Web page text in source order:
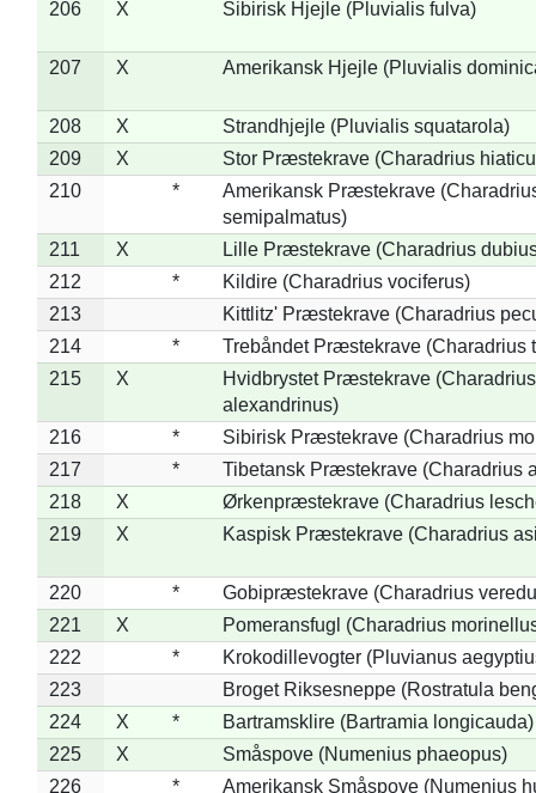
206
X Sibirisk Hjejle (Pluvialis fulva)
207 X Amerikansk Hjejle (Pluvialis
208 X
Strandhjejle (Pluvialis squatarola)
209
X
Stor Præstekrave (Charadrius
210
*
Amerikansk Præstekrave
semipalmatus)
211
X
Lille Præstekrave (Charadrius
212
*
Kildire (Charadrius vociferus)
213
Kittlitz' Præstekrave (Charadrius
214
*
Trebåndet Præstekrave (Charadrius
215
X
Hvidbrystet Præstekrave (Charadrius
alexandrinus)
216
*
Sibirisk Præstekrave (Charadrius
217
*
Tibetansk Præstekrave (Charadrius
218
X
Ørkenpræstekrave (Charadrius
219
X Kaspisk Præstekrave (Charadrius
220 *
Gobipræstekrave (Charadrius
221
X
Pomeransfugl (Charadrius
222
*
Krokodillevogter (Pluvianus
223
Broget Riksesneppe (Rostratula
224
X *
Bartramsklire (Bartramia longicauda)
225
X
Småspove (Numenius phaeopus)
226
* Amerikansk Småspove (Numenius